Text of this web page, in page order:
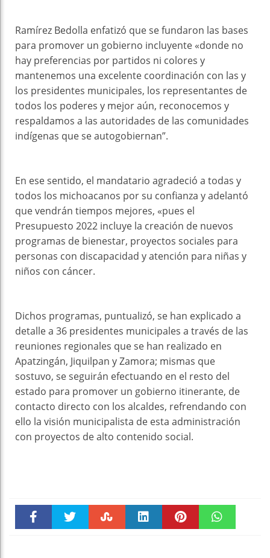
Ramírez Bedolla enfatizó que se fundaron las bases
para promover un gobierno incluyente «donde no
hay preferencias por partidos ni colores y
mantenemos una excelente coordinación con las y
los presidentes municipales, los representantes de
todos los poderes y mejor aún, reconocemos y
respaldamos a las autoridades de las comunidades
indígenas que se autogobiernan”.
En ese sentido, el mandatario agradeció a todas y
todos los michoacanos por su confianza y adelantó
que vendrán tiempos mejores, «pues el
Presupuesto 2022 incluye la creación de nuevos
programas de bienestar, proyectos sociales para
personas con discapacidad y atención para niñas y
niños con cáncer.
Dichos programas, puntualizó, se han explicado a
detalle a 36 presidentes municipales a través de las
reuniones regionales que se han realizado en
Apatzingán, Jiquilpan y Zamora; mismas que
sostuvo, se seguirán efectuando en el resto del
estado para promover un gobierno itinerante, de
contacto directo con los alcaldes, refrendando con
ello la visión municipalista de esta administración
con proyectos de alto contenido social.